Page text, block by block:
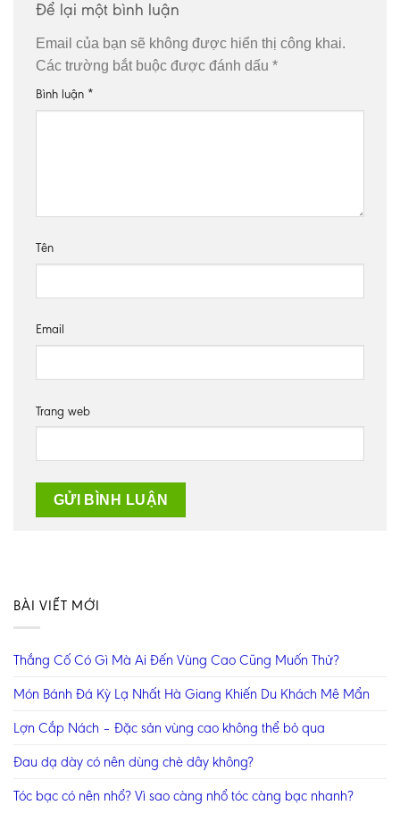
Để lại một bình luận
Email của bạn sẽ không được hiển thị công khai.
Các trường bắt buộc được đánh dấu *
Bình luận *
Tên
Email
Trang web
BÀI VIẾT MỚI
Thắng Cố Có Gì Mà Ai Đến Vùng Cao Cũng Muốn Thử?
Món Bánh Đá Kỳ Lạ Nhất Hà Giang Khiến Du Khách Mê Mẩn
Lợn Cắp Nách – Đặc sản vùng cao không thể bỏ qua
Đau dạ dày có nên dùng chè dây không?
Tóc bạc có nên nhổ? Vì sao càng nhổ tóc càng bạc nhanh?